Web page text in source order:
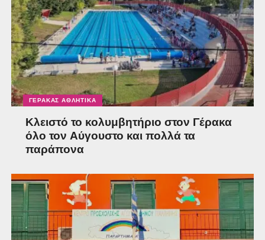
ΓΈΡΑΚΑΣ ΑΘΛΗΤΙΚΆ
Κλειστό το κολυμβητήριο στον Γέρακα
όλο τον Αύγουστο και πολλά τα
παράπονα